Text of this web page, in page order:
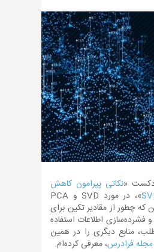
«نکاتی پیرامون کاهش
»، در مورد SVD و PCA
چطور از مقادیر تکین برای
فشرده‌سازی اطلاعات استفاده
منابع دیگری را در همین
مجله فرادرس، معرفی کرده‌ام.